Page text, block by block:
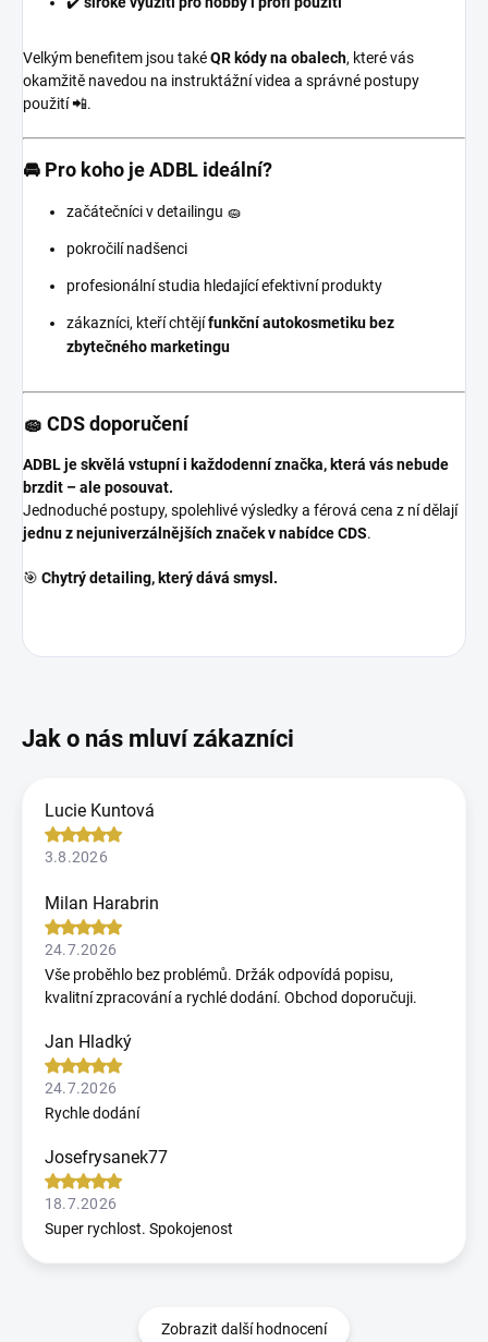
Velkým benefitem jsou takéQR kódy na obalech, které vás
okamžitě navedou na instruktážní videa a správné postupy
použití 📲.
🚘 Pro koho je ADBL ideální?
začátečníci v detailingu 🧽
pokročilí nadšenci
profesionální studia hledající efektivní produkty
zákazníci, kteří chtějífunkční autokosmetiku bez
zbytečného marketingu
🧽 CDS doporučení
ADBL je skvělá vstupní i každodenní značka, která vás nebude
brzdit – ale posouvat.
Jednoduché postupy, spolehlivé výsledky a férová cena z ní dělají
jednu z nejuniverzálnějších značek v nabídce CDS.
🎯 Chytrý detailing, který dává smysl.
Lucie Kuntová
3.8.2026
Milan Harabrin
24.7.2026
Vše proběhlo bez problémů. Držák odpovídá popisu,
kvalitní zpracování a rychlé dodání. Obchod doporučuji.
Jan Hladký
24.7.2026
Rychle dodání
Josefrysanek77
18.7.2026
Super rychlost. Spokojenost
Zobrazit další hodnocení